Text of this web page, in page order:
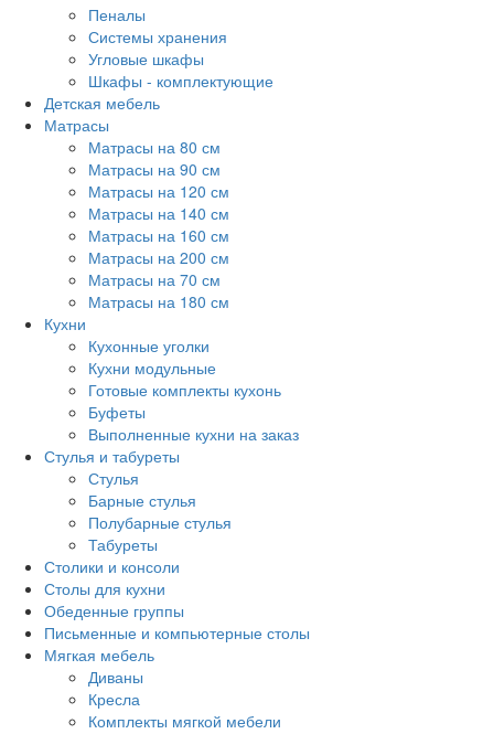
Пеналы
Системы хранения
Угловые шкафы
Шкафы - комплектующие
Детская мебель
Матрасы
Матрасы на 80 см
Матрасы на 90 см
Матрасы на 120 см
Матрасы на 140 см
Матрасы на 160 см
Матрасы на 200 см
Матрасы на 70 см
Матрасы на 180 см
Кухни
Кухонные уголки
Кухни модульные
Готовые комплекты кухонь
Буфеты
Выполненные кухни на заказ
Стулья и табуреты
Стулья
Барные стулья
Полубарные стулья
Табуреты
Столики и консоли
Столы для кухни
Обеденные группы
Письменные и компьютерные столы
Мягкая мебель
Диваны
Кресла
Комплекты мягкой мебели